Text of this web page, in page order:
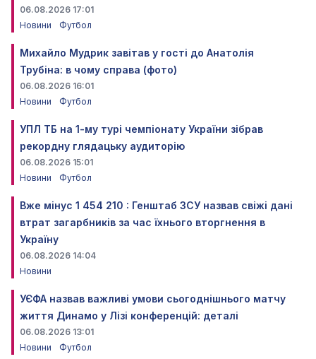
06.08.2026 17:01
Новини
Футбол
Михайло Мудрик завітав у гості до Анатолія
Трубіна: в чому справа (фото)
06.08.2026 16:01
Новини
Футбол
УПЛ ТБ на 1-му турі чемпіонату України зібрав
рекордну глядацьку аудиторію
06.08.2026 15:01
Новини
Футбол
Вже мінус 1 454 210 : Генштаб ЗСУ назвав свіжі дані
втрат загарбників за час їхнього вторгнення в
Україну
06.08.2026 14:04
Новини
УЄФА назвав важливі умови сьогоднішнього матчу
життя Динамо у Лізі конференцій: деталі
06.08.2026 13:01
Новини
Футбол